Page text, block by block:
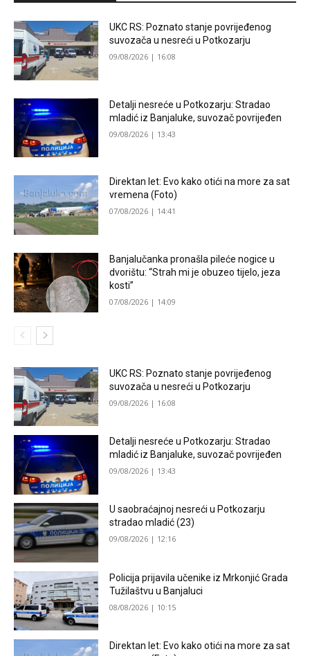
UKC RS: Poznato stanje povrijeđenog
suvozača u nesreći u Potkozarju
09/08/2026 | 16:08
Detalji nesreće u Potkozarju: Stradao
mladić iz Banjaluke, suvozač povrijeđen
09/08/2026 | 13:43
Direktan let: Evo kako otići na more za sat
vremena (Foto)
07/08/2026 | 14:41
Banjalučanka pronašla pileće nogice u
dvorištu: “Strah mi je obuzeo tijelo, jeza
kosti”
07/08/2026 | 14:09
UKC RS: Poznato stanje povrijeđenog
suvozača u nesreći u Potkozarju
09/08/2026 | 16:08
Detalji nesreće u Potkozarju: Stradao
mladić iz Banjaluke, suvozač povrijeđen
09/08/2026 | 13:43
U saobraćajnoj nesreći u Potkozarju
stradao mladić (23)
09/08/2026 | 12:16
Policija prijavila učenike iz Mrkonjić Grada
Tužilaštvu u Banjaluci
08/08/2026 | 10:15
Direktan let: Evo kako otići na more za sat